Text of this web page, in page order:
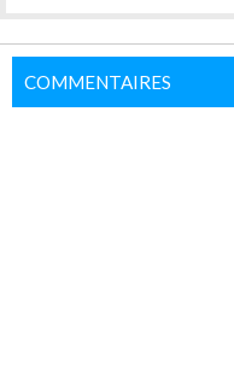
COMMENTAIRES